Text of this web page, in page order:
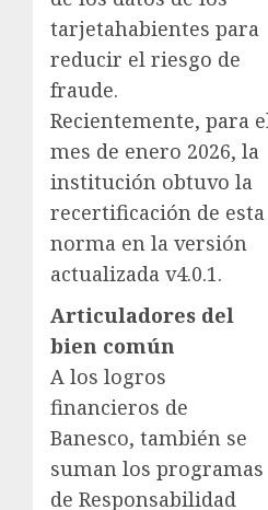
tarjetahabientes para
reducir el riesgo de
fraude.
Recientemente, para
mes de enero 2026, la
institución obtuvo la
recertificación de esta
norma en la versión
actualizada v4.0.1.
Articuladores del
bien común
A los logros
financieros de
Banesco, también se
suman los programas
de Responsabilidad